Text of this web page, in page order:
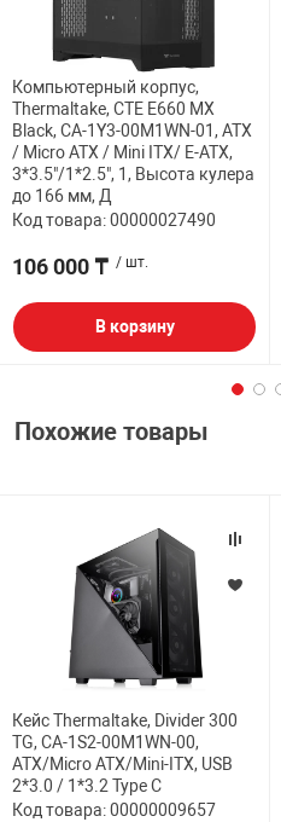
Компьютерный корпус,
Thermaltake, CTE E660 MX
Black, CA-1Y3-00M1WN-01, ATX
/ Micro ATX / Mini ITX/ E-ATX,
3*3.5"/1*2.5", 1, Высота кулера
до 166 мм, Д
Код товара: 00000027490
106 000 ₸ / шт.
В корзину
Похожие товары
Кейс Thermaltake, Divider 300
TG, CA-1S2-00M1WN-00,
ATX/Micro ATX/Mini-ITX, USB
2*3.0 / 1*3.2 Type C
Код товара: 00000009657